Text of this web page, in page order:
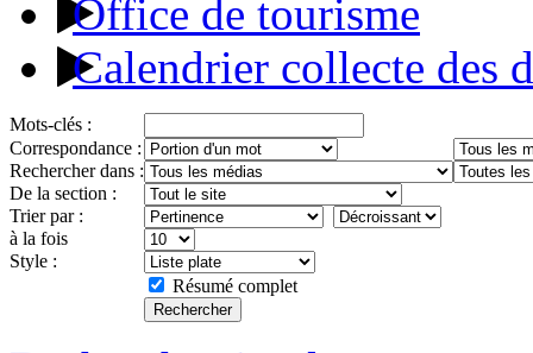
Office de tourisme
Calendrier collecte des
Mots-clés :
Correspondance :
Rechercher dans :
De la section :
Trier par :
à la fois
Style :
Résumé complet